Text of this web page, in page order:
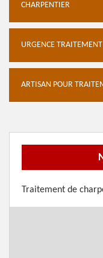
CHARPENTIER
URGENCE
ARTISAN POUR
Traitement de